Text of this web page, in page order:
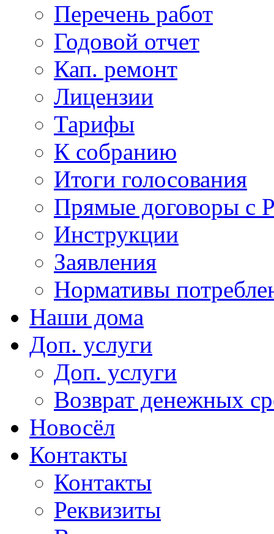
Перечень работ
Годовой отчет
Кап. ремонт
Лицензии
Тарифы
К собранию
Итоги голосования
Прямые договоры с
Инструкции
Заявления
Нормативы
Наши дома
Доп. услуги
Доп. услуги
Возврат денежных
Новосёл
Контакты
Контакты
Реквизиты